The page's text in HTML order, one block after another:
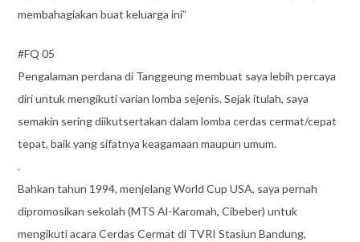
membahagiakan buat keluarga ini”
#FQ 05
Pengalaman perdana di Tanggeung membuat saya lebih percaya
diri untuk mengikuti varian lomba sejenis. Sejak itulah, saya
semakin sering diikutsertakan dalam lomba cerdas cermat/cepat
tepat, baik yang sifatnya keagamaan maupun umum.
.
Bahkan tahun 1994, menjelang World Cup USA, saya pernah
dipromosikan sekolah (MTS Al-Karomah, Cibeber) untuk
mengikuti acara Cerdas Cermat di TVRI Stasiun Bandung,